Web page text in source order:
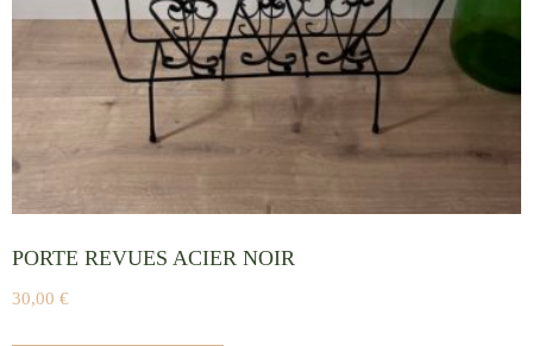
PORTE REVUES ACIER NOIR
30,00 €